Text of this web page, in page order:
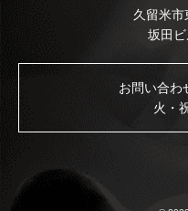
久留米
坂田
お問い合わ
火・